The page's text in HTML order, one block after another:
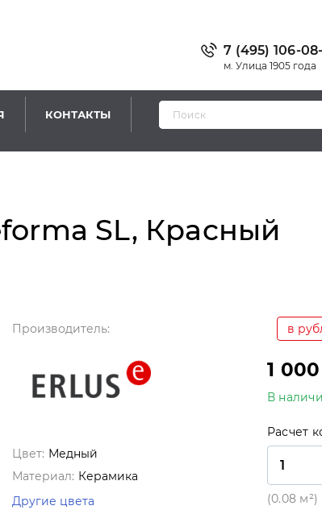
7 (495) 106-
м. Улица 1905 года
КОНТАКТЫ
SL, Красный
Производитель:
Цвет: Медный
Материал: Керамика
Другие цвета
в
1 000
В
Расчет
(0.08 м²)